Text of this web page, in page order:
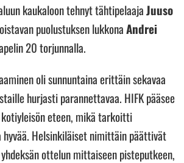
kaukaloon tehnyt tähtipelaajaJuuso
puolustuksen lukkonaAndrei
20 torjunnalla.
oli sunnuntaina erittäin sekavaa
hurjasti parannettavaa. HIFK pääsee
eteen, mikä tarkoitti
hyvää. Helsinkiläiset nimittäin päättivät
ottelun mittaiseen pisteputkeen,